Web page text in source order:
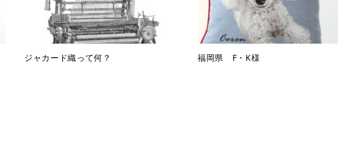
ジャカード織って何？ 福岡県 F・K様